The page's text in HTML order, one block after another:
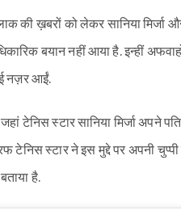
की ख़बरों को लेकर सानिया मिर्जा
बयान नहीं आया है. इन्हीं
नज़र आईं.
टेनिस स्टार सानिया मिर्जा अपने
टेनिस स्टार ने इस मुद्दे पर अपनी
है.